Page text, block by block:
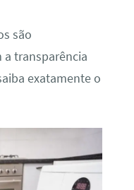
são
transparência
exatamente o